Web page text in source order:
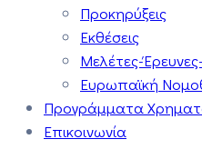
Προκηρύξεις
Εκθέσεις
Μελέτες-
Ευρωπαϊκή
Προγράμματα
Επικοινωνία